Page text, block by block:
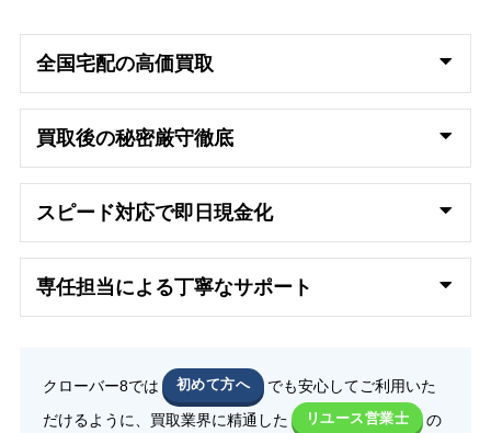
全国宅配の高価買取
買取後の秘密厳守徹底
スピード対応で即日 現金化
専任担当による丁寧なサポート
クローバー8では 初めて方へ
でも安心してご利用いた
だけるように、買取業界に精通した
リユース営業士
の